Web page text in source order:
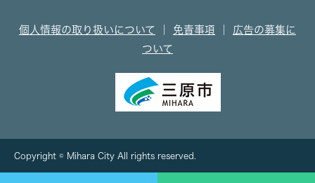
個人情報の取り扱いについて 免責事項
広告の募集に
ついて
Copyright © Mihara City All rights reserved.